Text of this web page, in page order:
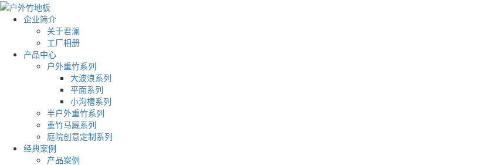
企业简介
关于君澜
工厂相册
产品中心
户外重竹系列
大波浪系列
平面系列
小沟槽系列
半户外重竹系列
重竹马厩系列
庭院创意定制系列
经典案例
产品案例